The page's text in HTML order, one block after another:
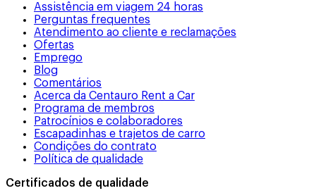
Assistência em viagem 24 horas
Perguntas frequentes
Atendimento ao cliente e reclamações
Ofertas
Emprego
Blog
Comentários
Acerca da Centauro Rent a Car
Programa de membros
Patrocínios e colaboradores
Escapadinhas e trajetos de carro
Condições do contrato
Política de qualidade
Certificados de qualidade